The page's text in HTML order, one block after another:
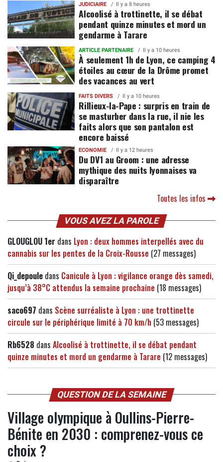
JUDICIAIRE Il y a 8 heures
Alcoolisé à trottinette, il se débat
pendant quinze minutes et mord un
gendarme à Tarare
ARTICLE PARTENAIRE Il y a 10 heures
À seulement 1h de Lyon, ce camping 4
étoiles au cœur de la Drôme promet
des vacances au vert
FAITS DIVERS Il y a 10 heures
Rillieux-la-Pape : surpris en train de
se masturber dans la rue, il nie les
faits alors que son pantalon est
encore baissé
ECONOMIE Il y a 12 heures
Du DV1 au Groom : une adresse
mythique des nuits lyonnaises va
disparaître
Toutes les infos
VOUS AVEZ LA PAROLE
GLOUGLOU 1er dans Lyon : deux hommes interpellés avec du
cannabis sur les pentes de la Croix-Rousse (27 messages)
Qi_depoule dans Canicule à Lyon : vigilance orange dès samedi,
jusqu’à 38°C attendus la semaine prochaine (18 messages)
saco697 dans Scène surréaliste à Lyon : une trottinette
circule sur le périphérique limité à 70 km/h (53 messages)
Rb6528 dans Alcoolisé à trottinette, il se débat pendant
quinze minutes et mord un gendarme à Tarare (12 messages)
QUESTION DE LA SEMAINE
Village olympique à Oullins-Pierre-
Bénite en 2030 : comprenez-vous ce
choix ?